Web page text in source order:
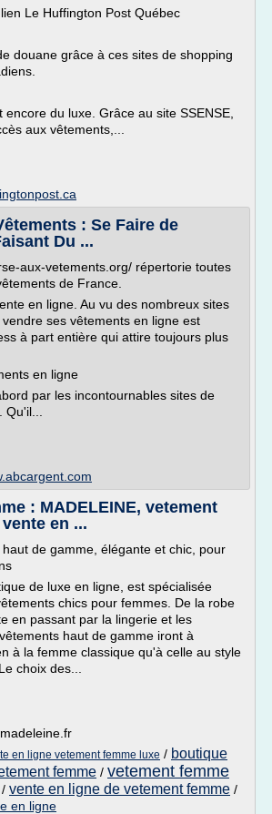
Le Huffington Post Québec
douane grâce à ces sites de shopping
encore du luxe. Grâce au site SSENSE,
aux vêtements,...
: Se Faire de
Du ...
aux-vetements.org/ répertorie toutes
de France.
en ligne. Au vu des nombreux sites
ses vêtements en ligne est
à part entière qui attire toujours plus
en ligne
par les incontournables sites de
: MADELEINE, vetement
en ...
de gamme, élégante et chic, pour
de luxe en ligne, est spécialisée
chics pour femmes. De la robe
en passant par la lingerie et les
haut de gamme iront à
à la femme classique qu'à celle au style
choix des...
en ligne vetement femme luxe / boutique
femme / vetement femme
/ vente en ligne de vetement femme /
en ligne